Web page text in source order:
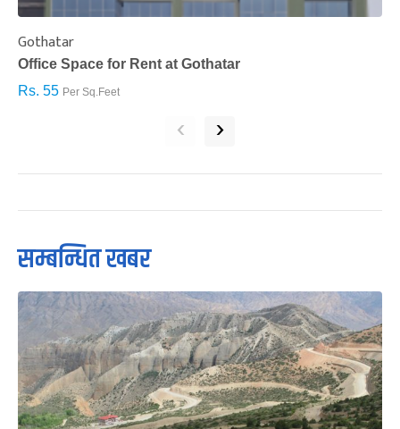
Gothatar
Office Space for Rent at Gothatar
Rs. 55 Per Sq.Feet
‹ ›
सम्बन्धित खबर